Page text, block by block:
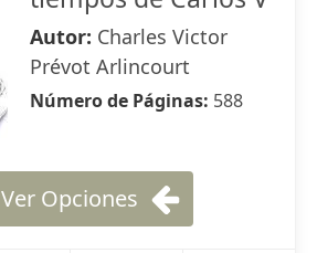
Autor: Charles Victor
Prévot Arlincourt
Número de Páginas: 588
Ver Opciones